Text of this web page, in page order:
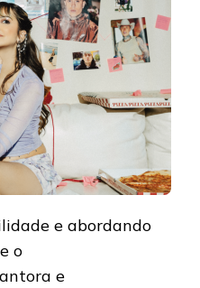
EP
MC
e abordando
o
e